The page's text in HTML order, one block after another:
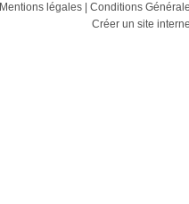
Mentions légales| Conditions
Créer un site